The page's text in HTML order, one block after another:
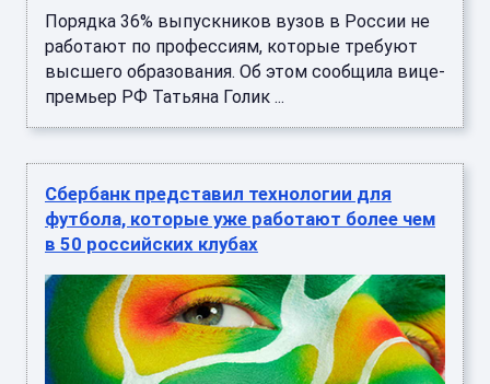
Порядка 36% выпускников вузов в России не
работают по профессиям, которые требуют
высшего образования. Об этом сообщила вице-
премьер РФ Татьяна Голик ...
Сбербанк представил технологии для
футбола, которые уже работают более чем
в 50 российских клубах